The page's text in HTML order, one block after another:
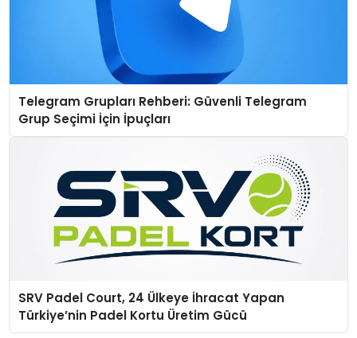
Telegram Grupları Rehberi: Güvenli Telegram
Grup Seçimi İçin İpuçları
SRV Padel Court, 24 Ülkeye İhracat Yapan
Türkiye’nin Padel Kortu Üretim Gücü